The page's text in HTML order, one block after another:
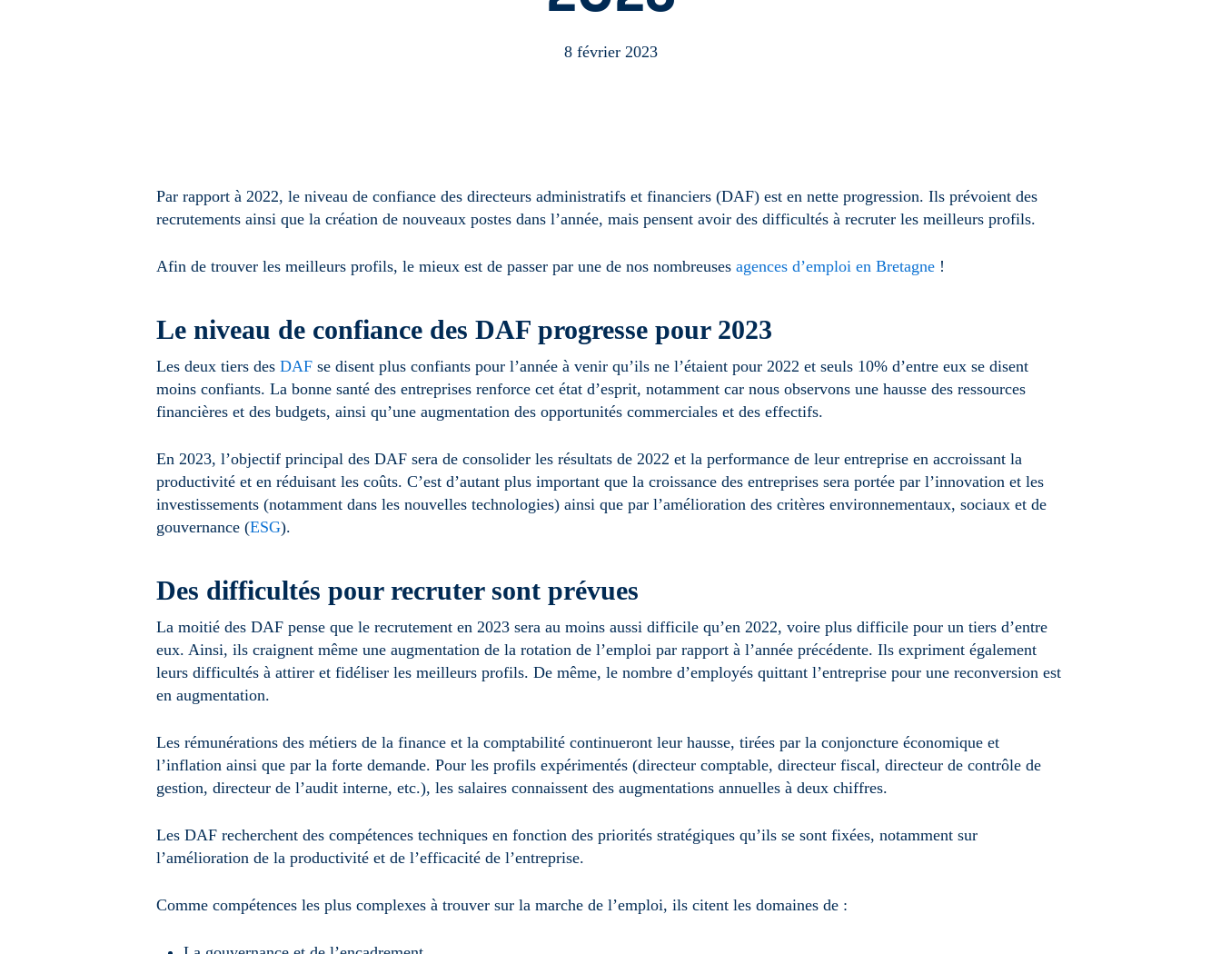
8 février 2023
Par rapport à 2022, le niveau de confiance des directeurs administratifs et financiers (DAF) est en nette progression. Ils prévoient des
recrutements ainsi que la création de nouveaux postes dans l’année, mais pensent avoir des difficultés à recruter les meilleurs profils.
Afin de trouver les meilleurs profils, le mieux est de passer par une de nos nombreuses agences d’emploi en Bretagne !
Le niveau de confiance des DAF progresse pour 2023
Les deux tiers des DAF se disent plus confiants pour l’année à venir qu’ils ne l’étaient pour 2022 et seuls 10% d’entre eux se disent
moins confiants. La bonne santé des entreprises renforce cet état d’esprit, notamment car nous observons une hausse des ressources
financières et des budgets, ainsi qu’une augmentation des opportunités commerciales et des effectifs.
En 2023, l’objectif principal des DAF sera de consolider les résultats de 2022 et la performance de leur entreprise en accroissant la
productivité et en réduisant les coûts. C’est d’autant plus important que la croissance des entreprises sera portée par l’innovation et les
investissements (notamment dans les nouvelles technologies) ainsi que par l’amélioration des critères environnementaux, sociaux et de
gouvernance (ESG).
Des difficultés pour recruter sont prévues
La moitié des DAF pense que le recrutement en 2023 sera au moins aussi difficile qu’en 2022, voire plus difficile pour un tiers d’entre
eux. Ainsi, ils craignent même une augmentation de la rotation de l’emploi par rapport à l’année précédente. Ils expriment également
leurs difficultés à attirer et fidéliser les meilleurs profils. De même, le nombre d’employés quittant l’entreprise pour une reconversion est
en augmentation.
Les rémunérations des métiers de la finance et la comptabilité continueront leur hausse, tirées par la conjoncture économique et
l’inflation ainsi que par la forte demande. Pour les profils expérimentés (directeur comptable, directeur fiscal, directeur de contrôle de
gestion, directeur de l’audit interne, etc.), les salaires connaissent des augmentations annuelles à deux chiffres.
Les DAF recherchent des compétences techniques en fonction des priorités stratégiques qu’ils se sont fixées, notamment sur
l’amélioration de la productivité et de l’efficacité de l’entreprise.
Comme compétences les plus complexes à trouver sur la marche de l’emploi, ils citent les domaines de :